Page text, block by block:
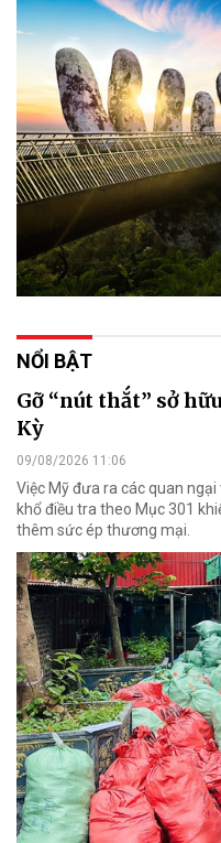
NỔI BẬT
Gỡ “nút thắt” sở
Kỳ
09/08/2026 11:06
Việc Mỹ đưa ra các quan
khổ điều tra theo Mục 301
thêm sức ép thương mại.